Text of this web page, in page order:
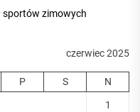
sportów zimowych
czerwiec 2025
P S N
1